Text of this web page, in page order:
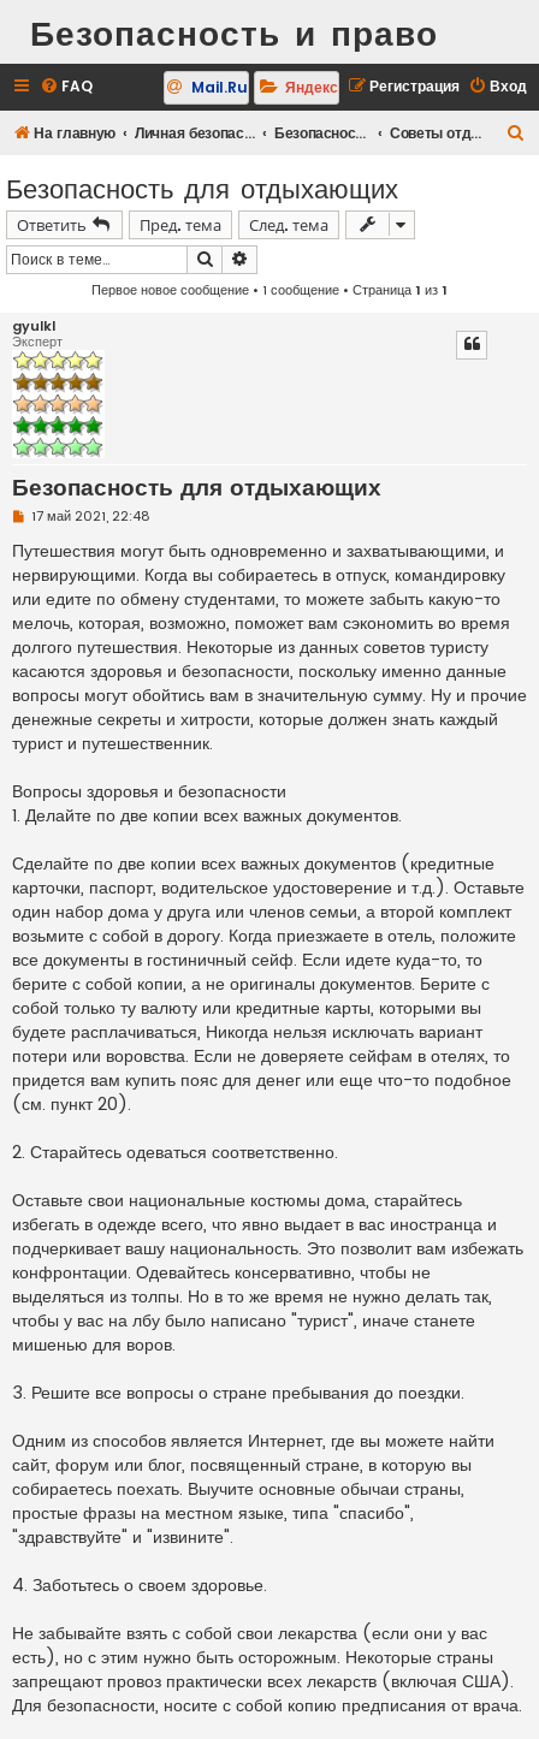
Безопасность и право
FAQ Вход
Регистрация
Mail.Ru Яндекс
На главную Личная безопасность Безопасность на отдыхе Советы отдыхающим по безопасности
Безопасность для отдыхающих
Ответить Пред. тема
След. тема
Поиск
Первое новое сообщение • 1 сообщение • Страница1 из1
gyulkl
Эксперт
Безопасность для отдыхающих
Н
п
р
о
ч
и
т
н
н
е
с
о
е
н
и
17 май 2021, 22:48
Путешествия могут быть одновременно и захватывающими, и
нервирующими. Когда вы собираетесь в отпуск, командировку
или едите по обмену студентами, то можете забыть какую-то
мелочь, которая, возможно, поможет вам сэкономить во время
долгого путешествия. Некоторые из данных советов туристу
касаются здоровья и безопасности, поскольку именно данные
вопросы могут обойтись вам в значительную сумму. Ну и прочие
денежные секреты и хитрости, которые должен знать каждый
турист и путешественник.
Вопросы здоровья и безопасности
1. Делайте по две копии всех важных документов.
Сделайте по две копии всех важных документов (кредитные
карточки, паспорт, водительское удостоверение и т.д.). Оставьте
один набор дома у друга или членов семьи, а второй комплект
возьмите с собой в дорогу. Когда приезжаете в отель, положите
все документы в гостиничный сейф. Если идете куда-то, то
берите с собой копии, а не оригиналы документов. Берите с
собой только ту валюту или кредитные карты, которыми вы
будете расплачиваться, Никогда нельзя исключать вариант
потери или воровства. Если не доверяете сейфам в отелях, то
придется вам купить пояс для денег или еще что-то подобное
(см. пункт 20).
2. Старайтесь одеваться соответственно.
Оставьте свои национальные костюмы дома, старайтесь
избегать в одежде всего, что явно выдает в вас иностранца и
подчеркивает вашу национальность. Это позволит вам избежать
конфронтации. Одевайтесь консервативно, чтобы не
выделяться из толпы. Но в то же время не нужно делать так,
чтобы у вас на лбу было написано "турист", иначе станете
мишенью для воров.
3. Решите все вопросы о стране пребывания до поездки.
Одним из способов является Интернет, где вы можете найти
сайт, форум или блог, посвященный стране, в которую вы
собираетесь поехать. Выучите основные обычаи страны,
простые фразы на местном языке, типа "спасибо",
"здравствуйте" и "извините".
4. Заботьтесь о своем здоровье.
Не забывайте взять с собой свои лекарства (если они у вас
есть), но с этим нужно быть осторожным. Некоторые страны
запрещают провоз практически всех лекарств (включая США).
Для безопасности, носите с собой копию предписания от врача.